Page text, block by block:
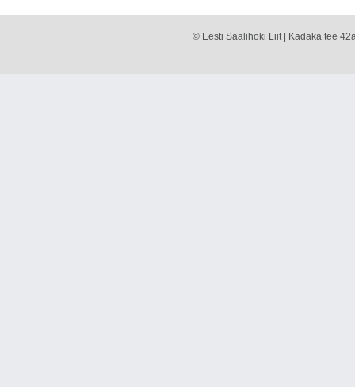
© Eesti Saalihoki Liit | Kadaka tee